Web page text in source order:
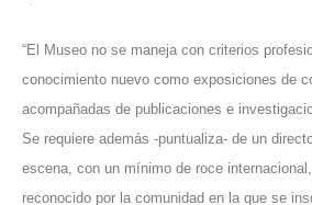
“El Museo no se maneja con criterios
conocimiento nuevo como exposiciones de
acompañadas de publicaciones e
Se requiere además -puntualiza- de un
escena, con un mínimo de roce
reconocido por la comunidad en la que se